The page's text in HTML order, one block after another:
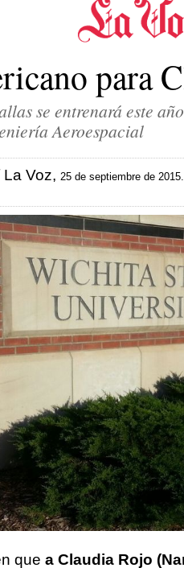
para
se entrenará este
Aeroespacial
Voz, 25 de septiembre de
que a Claudia Rojo